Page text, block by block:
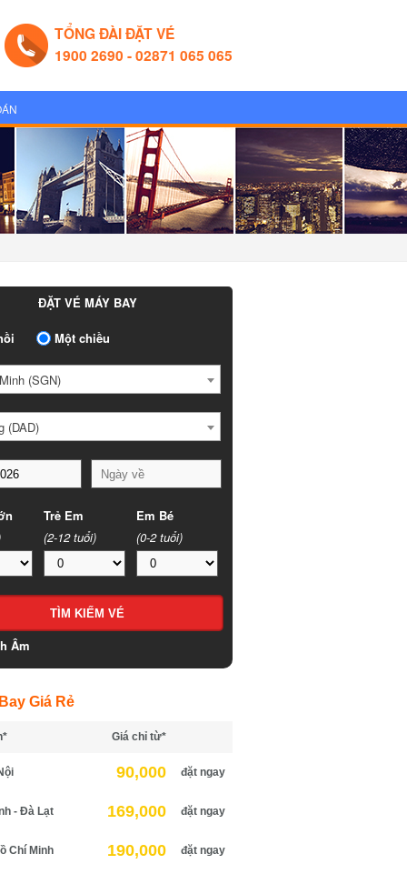
TỔNG ĐÀI ĐẶT VÉ
1900 2690 - 02871 065 065
ĐẶT VÉ MÁY BAY
Một chiều
(SGN)
Trẻ Em
(2-12 tuổi)
Em Bé
(0-2 tuổi)
Âm
Giá Rẻ
Giá chỉ từ*
90,000 đặt ngay
- Đà Lạt 169,000 đặt ngay
Chí Minh 190,000 đặt ngay